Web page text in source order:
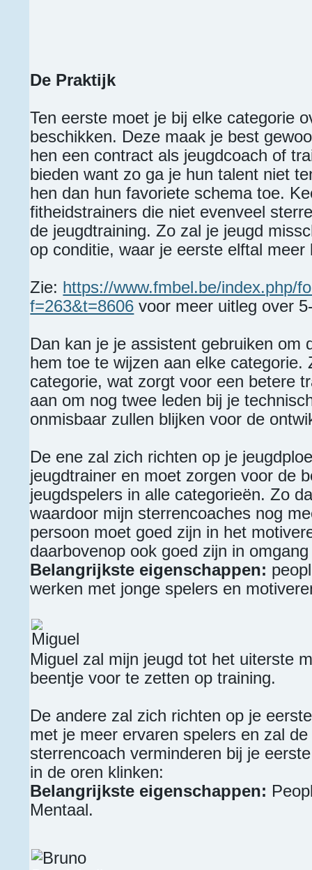
De Praktijk
Ten eerste moet je bij elke categorie
beschikken. Deze maak je best
hen een contract als jeugdcoach of
bieden want zo ga je hun talent niet
hen dan hun favoriete schema toe.
fitheidstrainers die niet evenveel
de jeugdtraining. Zo zal je jeugd
op conditie, waar je eerste elftal
Zie: https://www.fmbel.be/index.php/
f=263&t=8606 voor meer uitleg over
Dan kan je je assistent gebruiken om
hem toe te wijzen aan elke
categorie, wat zorgt voor een betere
aan om nog twee leden bij je
onmisbaar zullen blijken voor de
De ene zal zich richten op je
jeugdtrainer en moet zorgen voor de
jeugdspelers in alle categorieën. Zo
waardoor mijn sterrencoaches nog
persoon moet goed zijn in het
daarbovenop ook goed zijn in
Belangrijkste eigenschappen:
werken met jonge spelers en
Miguel zal mijn jeugd tot het uiterste
beentje voor te zetten op training.
De andere zal zich richten op je
met je meer ervaren spelers en zal
sterrencoach verminderen bij je
in de oren klinken:
Belangrijkste eigenschappen:
Mentaal.